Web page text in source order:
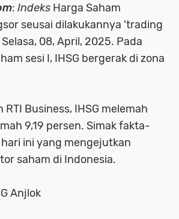
: Indeks Harga Saham
seusai dilakukannya 'trading
08, April, 2025. Pada
sesi I, IHSG bergerak di zona
Business, IHSG melemah
9,19 persen. Simak fakta-
ini yang mengejutkan
saham di Indonesia.
Anjlok